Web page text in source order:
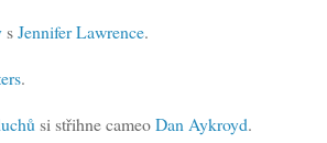
sJennifer Lawrence.
.
si střihne cameoDan Aykroyd.